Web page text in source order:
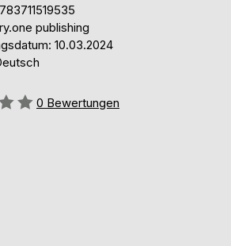
publishing
10.03.2024
0 Bewertungen